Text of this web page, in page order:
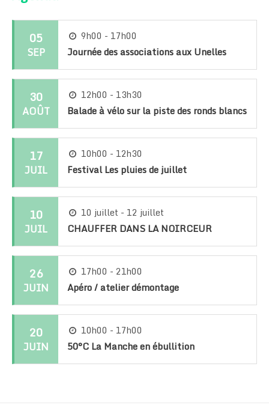
05
SEP
9h00 - 17h00
Journée des associations aux Unelles
30
AOÛT
12h00 - 13h30
Balade à vélo sur la piste des ronds blancs
17
JUIL
10h00 - 12h30
Festival Les pluies de juillet
10
JUIL
10 juillet - 12 juillet
CHAUFFER DANS LA NOIRCEUR
26
JUIN
17h00 - 21h00
Apéro / atelier démontage
20
JUIN
10h00 - 17h00
50°C La Manche en ébullition